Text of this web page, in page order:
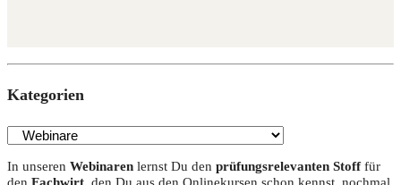
Kate­go­rien
In unse­ren Web­i­na­ren lernst Du den prü­fungs­re­le­van­ten Stofffür
den Fach­wirt, den Du aus den Online­kur­sen schon kennst, noch­mal